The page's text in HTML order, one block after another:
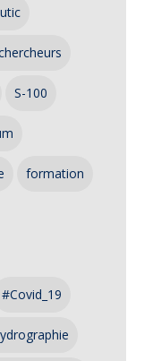
S-100
formation
#Covid_19